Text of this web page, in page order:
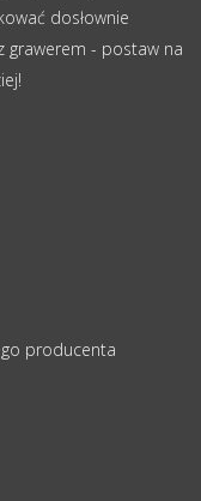
dosłownie
grawerem - postaw na
producenta